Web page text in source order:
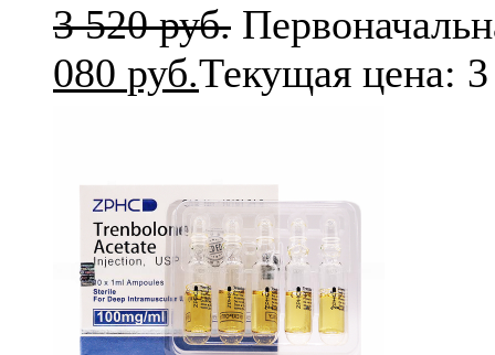
3 520руб.
080 руб.Текущая цена: